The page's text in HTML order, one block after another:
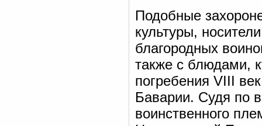
Подобные
культуры,
благородных
также с блюдами,
погребения VIII
Баварии. Судя по
воинственного